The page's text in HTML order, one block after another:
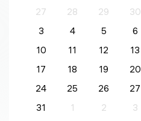
27
28 29 30
3
4 5 6
10
11 12 13
17
18 19 20
24
25 26 27
31
1 2 3